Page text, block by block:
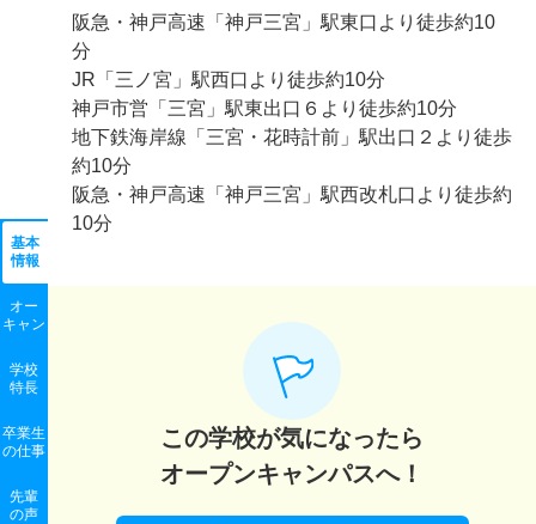
基本
情報
オー
キャン
学校
特長
卒業生
の仕事
先輩
の声
阪急・神戸高速「神戸三宮」駅東口より徒歩約10
分
JR「三ノ宮」駅西口より徒歩約10分
神戸市営「三宮」駅東出口６より徒歩約10分
地下鉄海岸線「三宮・花時計前」駅出口２より徒歩
約10分
阪急・神戸高速「神戸三宮」駅西改札口より徒歩約
10分
この学校が気になったら
オープンキャンパスへ！